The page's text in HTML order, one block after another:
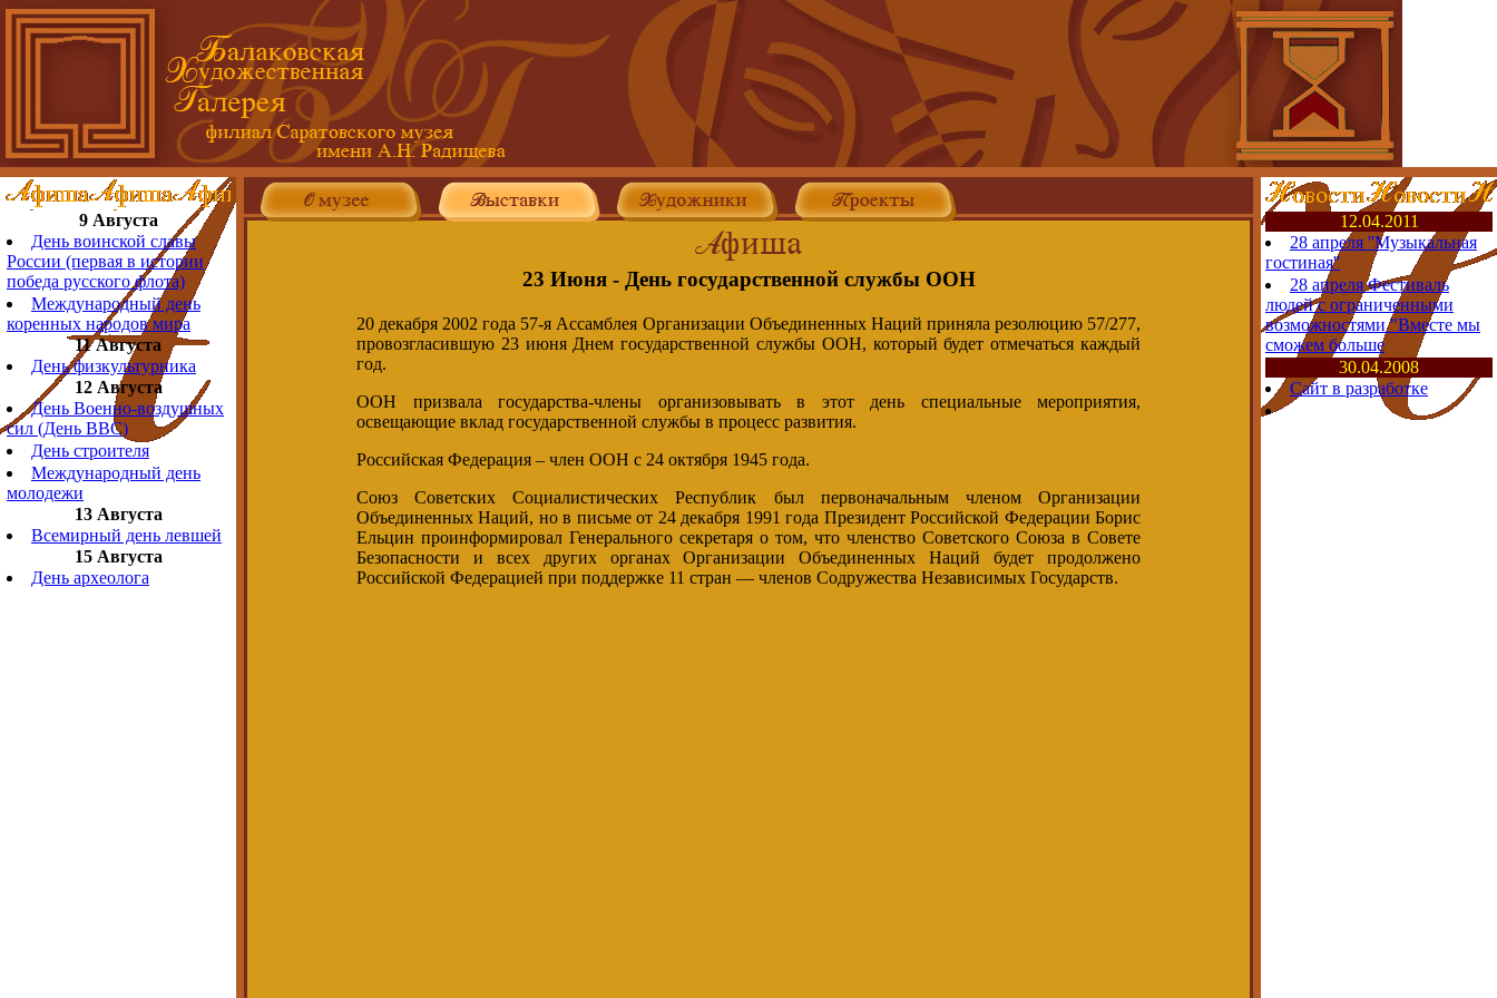
9 Августа
День воинской славы
России (первая в истории
победа русского флота)
Международный день
коренных народов мира
11 Августа
День физкультурника
12 Августа
День Военно-воздушных
сил (День ВВС)
День строителя
Международный день
молодежи
13 Августа
Всемирный день левшей
15 Августа
День археолога
23 Июня - День государственной службы ООН
20 декабря 2002 года 57-я Ассамблея Организации Объединенных Наций приняла резолюцию 57/277,
провозгласившую 23 июня Днем государственной службы ООН, который будет отмечаться каждый
год.
ООН призвала государства-члены организовывать в этот день специальные мероприятия,
освещающие вклад государственной службы в процесс развития.
Российская Федерация – член ООН с 24 октября 1945 года.
Союз Советских Социалистических Республик был первоначальным членом Организации
Объединенных Наций, но в письме от 24 декабря 1991 года Президент Российской Федерации Борис
Ельцин проинформировал Генерального секретаря о том, что членство Советского Союза в Совете
Безопасности и всех других органах Организации Объединенных Наций будет продолжено
Российской Федерацией при поддержке 11 стран — членов Содружества Независимых Государств.
12.04.2011
28 апреля ''Музыкальная
гостиная''
28 апреля Фестиваль
людей с ограниченными
возможностями "Вместе мы
сможем больше
30.04.2008
Сайт в разработке